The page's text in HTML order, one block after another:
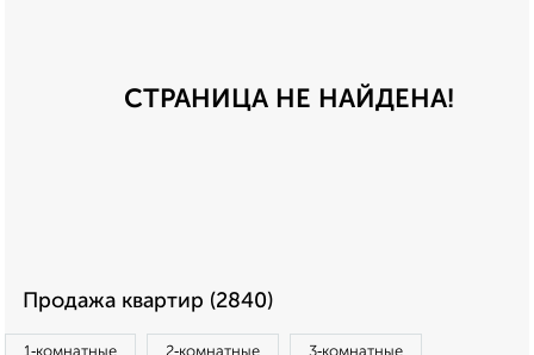
СТРАНИЦА НЕ НАЙДЕНА!
Продажа квартир (2840)